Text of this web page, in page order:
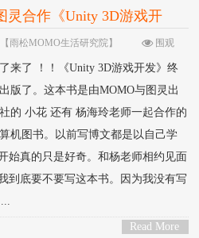
灵合作《Unity 3D游戏开
【雨松MOMO生活研究院】
围观
来了 ！！《Unity 3D游戏开发》终
版了。这本书是由MOMO与图灵出
的 小花 还有 杨海玲老师一起合作的
机图书。以前写博文都是以自己学
始真的只是好奇。和杨老师相约见面
到底要不要写这本书。因为我没有写
Read More